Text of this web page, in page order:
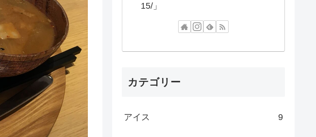
15/」
カテゴリー
アイス 9